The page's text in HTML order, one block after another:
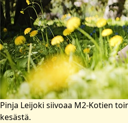
Pinja Leijoki siivoaa M2-Kotien
kesästä.